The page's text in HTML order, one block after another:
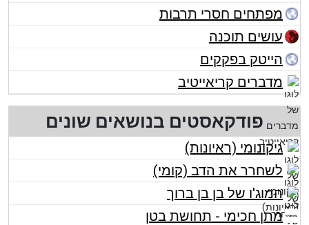
מפתחים חסרי תרבות
עושים תוכנה
הייטק בפקקים
מדברים קריאייטיב
פודקאסטים בנושאים שונים
גיקונומי (ראיונות)
לשחרר את הדב (קומי)
המוג'ו של בן בן ברוך
מתן חכימי - תחושת בטן